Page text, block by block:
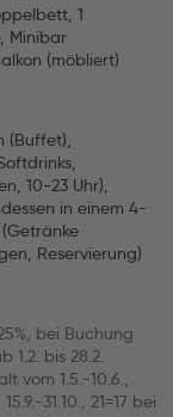
1
Minibar
(möbliert)
(Buffet),
10-23 Uhr),
in einem 4-
Reservierung)
bei Buchung
1.2. bis 28.2.
vom 1.5.-10.6.,
31.10., 21=17 bei